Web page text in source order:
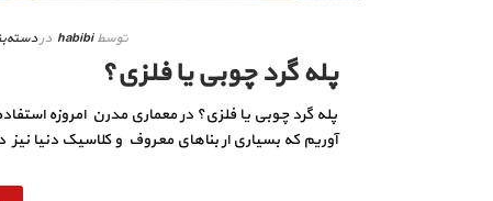
توسط habibi در
پله گرد چوبی یا فلزی؟
پله گرد چوبی یا فلزی؟ در معماری مدرن امروزه
آوریم که بسیاری ار بناهای معروف و کلاسیک دنیا